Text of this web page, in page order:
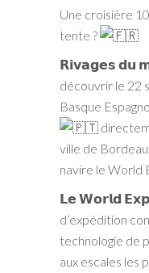
Une croisière
tente ?
𝗥𝗶𝘃𝗮𝗴𝗲𝘀 𝗱𝘂
découvrir le 22
Basque
ville de
navire le World
𝗟𝗲 𝗪𝗼𝗿𝗹𝗱
d’expédition
technologie de
aux escales les